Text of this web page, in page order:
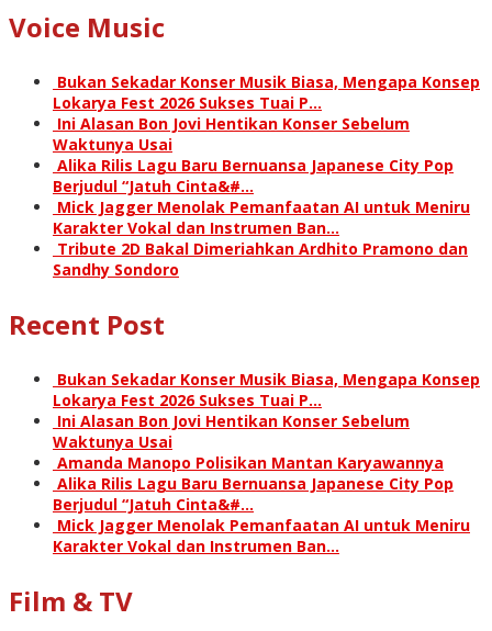
Voice Music
Bukan Sekadar Konser Musik Biasa, Mengapa Konsep
Lokarya Fest 2026 Sukses Tuai P…
Ini Alasan Bon Jovi Hentikan Konser Sebelum
Waktunya Usai
Alika Rilis Lagu Baru Bernuansa Japanese City Pop
Berjudul “Jatuh Cinta&#…
Mick Jagger Menolak Pemanfaatan AI untuk Meniru
Karakter Vokal dan Instrumen Ban…
Tribute 2D Bakal Dimeriahkan Ardhito Pramono dan
Sandhy Sondoro
Recent Post
Bukan Sekadar Konser Musik Biasa, Mengapa Konsep
Lokarya Fest 2026 Sukses Tuai P…
Ini Alasan Bon Jovi Hentikan Konser Sebelum
Waktunya Usai
Amanda Manopo Polisikan Mantan Karyawannya
Alika Rilis Lagu Baru Bernuansa Japanese City Pop
Berjudul “Jatuh Cinta&#…
Mick Jagger Menolak Pemanfaatan AI untuk Meniru
Karakter Vokal dan Instrumen Ban…
Film & TV